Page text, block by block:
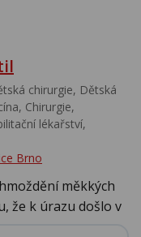
chirurgie, Dětská
Chirurgie,
lékařství‎,
Brno
měkkých
že k úrazu došlo v